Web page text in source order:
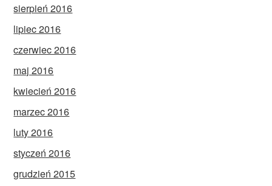
sierpień 2016
lipiec 2016
czerwiec 2016
maj 2016
kwiecień 2016
marzec 2016
luty 2016
styczeń 2016
grudzień 2015